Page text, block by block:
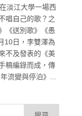
淡江大學一場西
唱自己的歌？之
《送別歌》《愚
10日，李雙澤為
不及發表的《美
稿編錄而成，傳
流變與停泊》...